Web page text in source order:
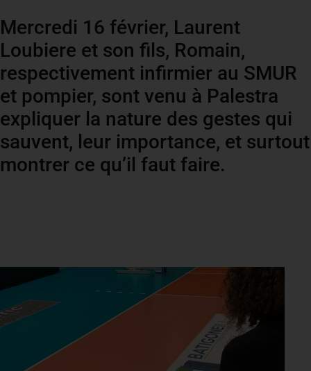
Mercredi 16 février, Laurent
Loubiere et son fils, Romain,
respectivement infirmier au SMUR
et pompier, sont venu à Palestra
expliquer la nature des gestes qui
sauvent, leur importance, et surtout
montrer ce qu’il faut faire.